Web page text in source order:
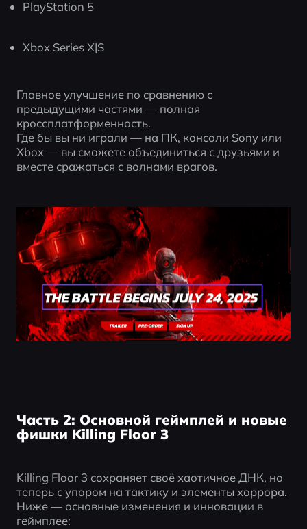
PlayStation 5
Xbox Series X|S
Главное улучшение по сравнению с
предыдущими частями — полная
кроссплатформенность.
Где бы вы ни играли — на ПК, консоли Sony или
Xbox — вы сможете объединиться с друзьями и
вместе сражаться с волнами врагов.
Часть 2: Основной геймплей и новые
фишки Killing Floor 3
Killing Floor 3 сохраняет своё хаотичное ДНК, но
теперь с упором на тактику и элементы хоррора.
Ниже — основные изменения и инновации в
геймплее: